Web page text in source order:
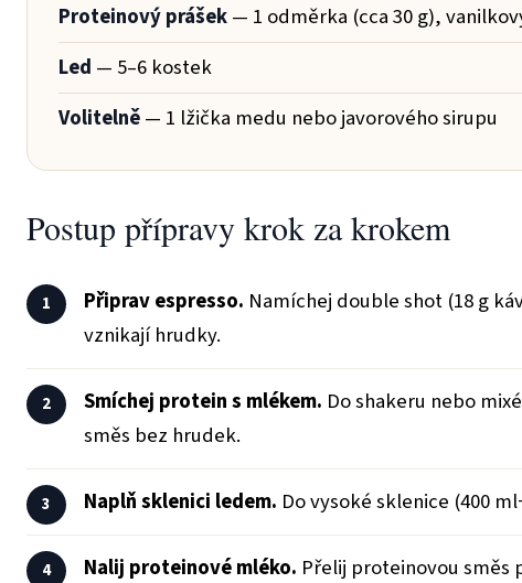
Proteinový prášek— 1 odměrka (cca 30 g),
Led — 5–6 kostek
Volitelně— 1 lžička medu nebo javorového sirupu
Postup přípravy krok za krokem
Připrav espresso. Namíchej double shot (18 g
vznikají hrudky.
Smíchej protein s mlékem. Do shakeru nebo
směs bez hrudek.
Naplň sklenici ledem. Do vysoké sklenice (400
Nalij proteinové mléko. Přelij proteinovou